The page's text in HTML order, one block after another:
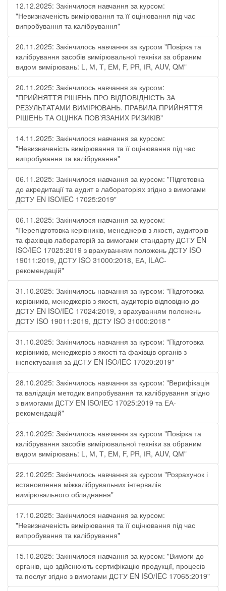
12.12.2025: Закінчилося навчання за курсом:
"Невизначеність вимірювання та її оцінювання під час
випробування та калібрування"
20.11.2025: Закінчилось навчання за курсом "Повірка та
калібрування засобів вимірювальної техніки за обраним
видом вимірювань: L, М, Т, ЕМ, F, РR, ІR, АUV, QМ"
20.11.2025: Закінчилось навчання за курсом:
"ПРИЙНЯТТЯ РІШЕНЬ ПРО ВІДПОВІДНІСТЬ ЗА
РЕЗУЛЬТАТАМИ ВИМІРЮВАНЬ. ПРАВИЛА ПРИЙНЯТТЯ
РІШЕНЬ ТА ОЦІНКА ПОВ’ЯЗАНИХ РИЗИКІВ"
14.11.2025: Закінчилося навчання за курсом:
"Невизначеність вимірювання та її оцінювання під час
випробування та калібрування"
06.11.2025: Закінчилося навчання за курсом: "Підготовка
до акредитації та аудит в лабораторіях згідно з вимогами
ДСТУ EN ISO/IEC 17025:2019"
06.11.2025: Закінчилося навчання за курсом:
"Перепідготовка керівників, менеджерів з якості, аудиторів
та фахівців лабораторій за вимогами стандарту ДСТУ EN
ISO/IEC 17025:2019 з врахуванням положень ДСТУ ISO
19011:2019, ДСТУ ISO 31000:2018, ЕА, ILAC-
рекомендацій"
31.10.2025: Закінчилось навчання за курсом: "Підготовка
керівників, менеджерів з якості, аудиторів відповідно до
ДСТУ EN ISO/IEC 17024:2019, з врахуванням положень
ДСТУ ISO 19011:2019, ДСТУ ISO 31000:2018 "
31.10.2025: Закінчилось навчання за курсом: "Підготовка
керівників, менеджерів з якості та фахівців органів з
інспектування за ДСТУ EN ISO/IEC 17020:2019"
28.10.2025: Закінчилось навчання за курсом: "Верифікація
та валідація методик випробування та калібрування згідно
з вимогами ДСТУ EN ISO/IEC 17025:2019 та ЕА-
рекомендацій"
23.10.2025: Закінчилось навчання за курсом "Повірка та
калібрування засобів вимірювальної техніки за обраним
видом вимірювань: L, М, Т, ЕМ, F, РR, ІR, АUV, QМ"
22.10.2025: Закінчилось навчання за курсом "Розрахунок і
встановлення міжкалібрувальних інтервалів
вимірювального обладнання"
17.10.2025: Закінчилося навчання за курсом:
"Невизначеність вимірювання та її оцінювання під час
випробування та калібрування"
15.10.2025: Закінчилося навчання за курсом: "Вимоги до
органів, що здійснюють сертифікацію продукції, процесів
та послуг згідно з вимогами ДСТУ EN ISO/IEC 17065:2019"